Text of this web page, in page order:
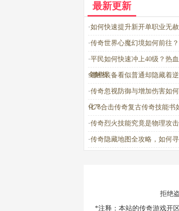
最新更新
·如何快速提升新开单职业无
·传奇世界心魔幻境如何前往
·平民如何快速冲上40级？热
全解析
·哪些装备看似普通却隐藏着
·传奇忽视防御与增加伤害如
化？
·176合击传奇复古传奇技能书
·传奇烈火技能究竟是物理攻
·传奇隐藏地图全攻略，如何
拒绝
*注释：本站的传奇游戏开